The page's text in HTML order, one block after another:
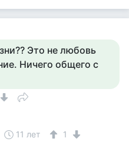
Это не любовь
Ничего общего с
11 лет 1